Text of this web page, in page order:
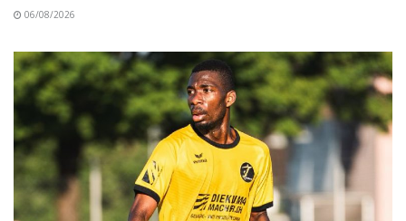
06/08/2026